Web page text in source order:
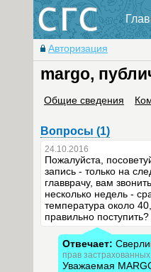
Авторизация
margo,
Общие сведения
Вопросы (1)
24.10.2016
Пожалуйста,
запись - только на
главврачу, вам
несколько недель -
температура около
правильно
Отвечает:
прав
Уважаемая